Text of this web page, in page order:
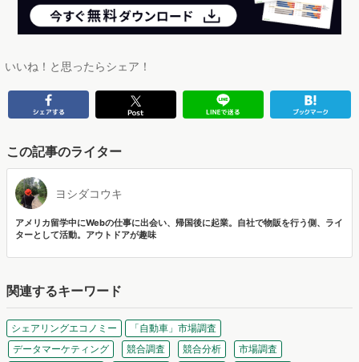
いいね！と思ったらシェア！
この記事のライター
ヨシダコウキ
アメリカ留学中にWebの仕事に出会い、帰国後に起業。自社で物販を行う側、ライ
ターとして活動。アウトドアが趣味
関連するキーワード
シェアリングエコノミー
「自動車」市場調査
データマーケティング
競合調査 競合分析
市場調査